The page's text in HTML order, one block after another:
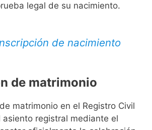
legal de su nacimiento.
de nacimiento
de matrimonio
matrimonio en el Registro Civil
asiento registral mediante el